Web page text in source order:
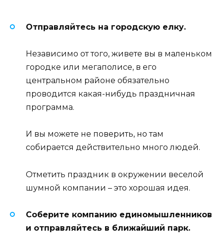
Отправляйтесь на городскую елку.
Независимо от того, живете вы в маленьком
городке или мегаполисе, в его
центральном районе обязательно
проводится какая-нибудь праздничная
программа.
И вы можете не поверить, но там
собирается действительно много людей.
Отметить праздник в окружении веселой
шумной компании – это хорошая идея.
Соберите компанию единомышленников
и отправляйтесь в ближайший парк.